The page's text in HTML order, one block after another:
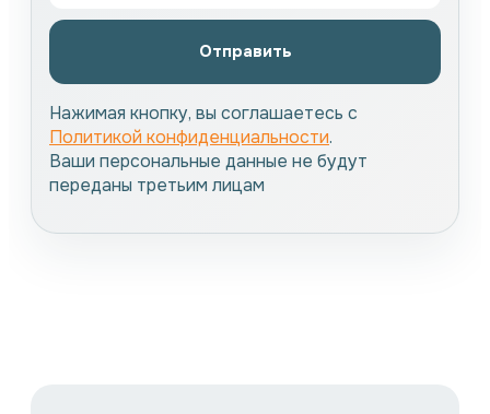
Отправить
Нажимая кнопку, вы соглашаетесь с
Политикой конфиденциальности.
Ваши персональные данные не будут
переданы третьим лицам